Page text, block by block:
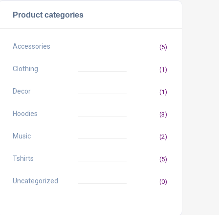
Product categories
Accessories (5)
Clothing (1)
Decor (1)
Hoodies (3)
Music (2)
Tshirts (5)
Uncategorized (0)